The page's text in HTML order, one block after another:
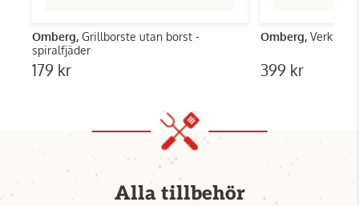
Omberg, Grillborste utan borst -
spiralfjäder
179 kr
Omberg,
399 kr
Alla tillbehör